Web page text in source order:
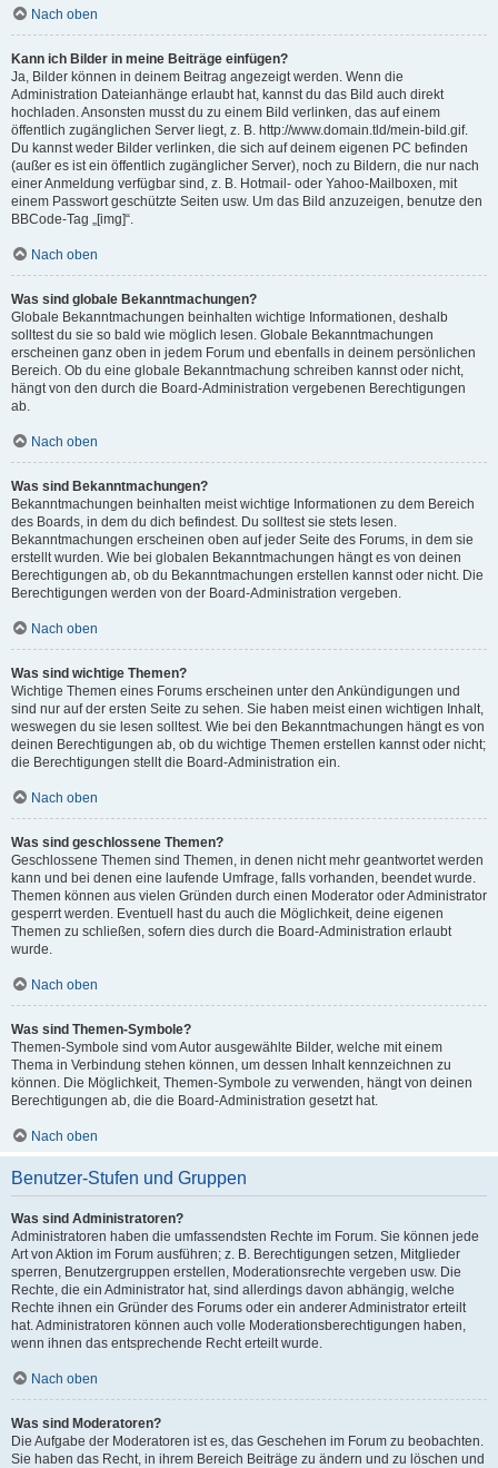
Nach oben
Kann ich Bilder in meine Beiträge einfügen?
Ja, Bilder können in deinem Beitrag angezeigt werden. Wenn die
Administration Dateianhänge erlaubt hat, kannst du das Bild auch direkt
hochladen. Ansonsten musst du zu einem Bild verlinken, das auf einem
öffentlich zugänglichen Server liegt, z. B. http://www.domain.tld/mein-bild.gif.
Du kannst weder Bilder verlinken, die sich auf deinem eigenen PC befinden
(außer es ist ein öffentlich zugänglicher Server), noch zu Bildern, die nur nach
einer Anmeldung verfügbar sind, z. B. Hotmail- oder Yahoo-Mailboxen, mit
einem Passwort geschützte Seiten usw. Um das Bild anzuzeigen, benutze den
BBCode-Tag „[img]“.
Nach oben
Was sind globale Bekanntmachungen?
Globale Bekanntmachungen beinhalten wichtige Informationen, deshalb
solltest du sie so bald wie möglich lesen. Globale Bekanntmachungen
erscheinen ganz oben in jedem Forum und ebenfalls in deinem persönlichen
Bereich. Ob du eine globale Bekanntmachung schreiben kannst oder nicht,
hängt von den durch die Board-Administration vergebenen Berechtigungen
ab.
Nach oben
Was sind Bekanntmachungen?
Bekanntmachungen beinhalten meist wichtige Informationen zu dem Bereich
des Boards, in dem du dich befindest. Du solltest sie stets lesen.
Bekanntmachungen erscheinen oben auf jeder Seite des Forums, in dem sie
erstellt wurden. Wie bei globalen Bekanntmachungen hängt es von deinen
Berechtigungen ab, ob du Bekanntmachungen erstellen kannst oder nicht. Die
Berechtigungen werden von der Board-Administration vergeben.
Nach oben
Was sind wichtige Themen?
Wichtige Themen eines Forums erscheinen unter den Ankündigungen und
sind nur auf der ersten Seite zu sehen. Sie haben meist einen wichtigen Inhalt,
weswegen du sie lesen solltest. Wie bei den Bekanntmachungen hängt es von
deinen Berechtigungen ab, ob du wichtige Themen erstellen kannst oder nicht;
die Berechtigungen stellt die Board-Administration ein.
Nach oben
Was sind geschlossene Themen?
Geschlossene Themen sind Themen, in denen nicht mehr geantwortet werden
kann und bei denen eine laufende Umfrage, falls vorhanden, beendet wurde.
Themen können aus vielen Gründen durch einen Moderator oder Administrator
gesperrt werden. Eventuell hast du auch die Möglichkeit, deine eigenen
Themen zu schließen, sofern dies durch die Board-Administration erlaubt
wurde.
Nach oben
Was sind Themen-Symbole?
Themen-Symbole sind vom Autor ausgewählte Bilder, welche mit einem
Thema in Verbindung stehen können, um dessen Inhalt kennzeichnen zu
können. Die Möglichkeit, Themen-Symbole zu verwenden, hängt von deinen
Berechtigungen ab, die die Board-Administration gesetzt hat.
Nach oben
Benutzer-Stufen und Gruppen
Was sind Administratoren?
Administratoren haben die umfassendsten Rechte im Forum. Sie können jede
Art von Aktion im Forum ausführen; z. B. Berechtigungen setzen, Mitglieder
sperren, Benutzergruppen erstellen, Moderationsrechte vergeben usw. Die
Rechte, die ein Administrator hat, sind allerdings davon abhängig, welche
Rechte ihnen ein Gründer des Forums oder ein anderer Administrator erteilt
hat. Administratoren können auch volle Moderationsberechtigungen haben,
wenn ihnen das entsprechende Recht erteilt wurde.
Nach oben
Was sind Moderatoren?
Die Aufgabe der Moderatoren ist es, das Geschehen im Forum zu beobachten.
Sie haben das Recht, in ihrem Bereich Beiträge zu ändern und zu löschen und